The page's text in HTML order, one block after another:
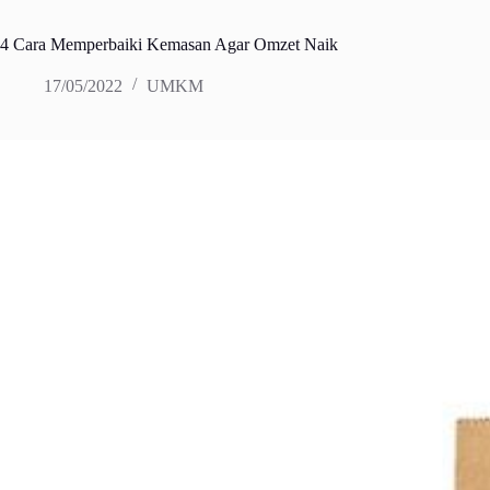
4 Cara Memperbaiki Kemasan Agar Omzet Naik
17/05/2022 UMKM